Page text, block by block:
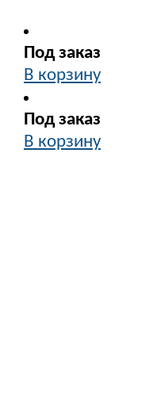
Под заказ
В корзину
Под заказ
В корзину